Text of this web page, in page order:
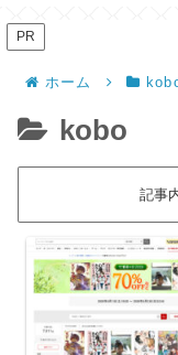
PR
ホーム
kobo
記事